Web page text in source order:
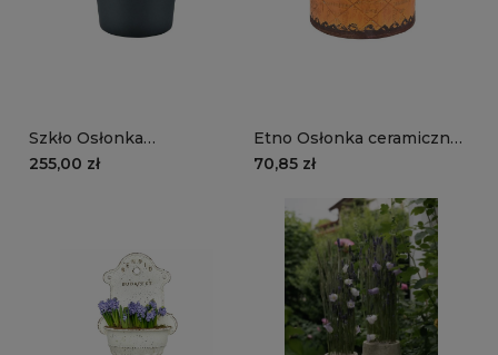
Szkło Osłonka
zieleń/czerń matowa
255,00 zł
Etno Osłonka ceramiczna
romby pomarańczowa
70,85 zł